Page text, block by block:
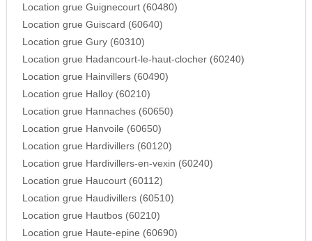
Location grue Guignecourt (60480)
Location grue Guiscard (60640)
Location grue Gury (60310)
Location grue Hadancourt-le-haut-clocher (60240)
Location grue Hainvillers (60490)
Location grue Halloy (60210)
Location grue Hannaches (60650)
Location grue Hanvoile (60650)
Location grue Hardivillers (60120)
Location grue Hardivillers-en-vexin (60240)
Location grue Haucourt (60112)
Location grue Haudivillers (60510)
Location grue Hautbos (60210)
Location grue Haute-epine (60690)